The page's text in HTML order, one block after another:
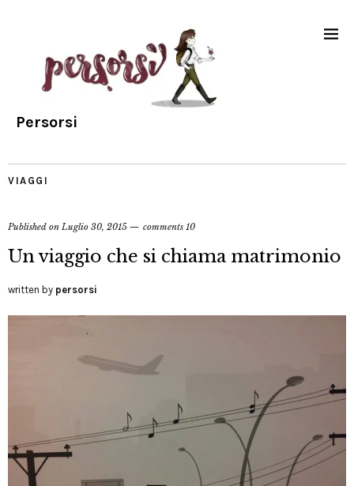
Persorsi
VIAGGI
Published on Luglio 30, 2015 comments 10
Un viaggio che si chiama matrimonio
written by persorsi